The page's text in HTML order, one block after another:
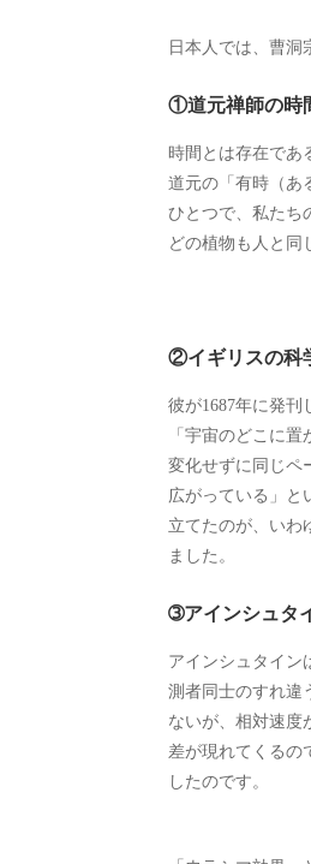
日本人では、曹洞
①道元禅師の時
時間とは存在であ
道元の「有時（あ
ひとつで、私たち
どの植物も人と同
②イギリスの科
彼が1687年に発刊
「宇宙のどこに
変化せずに同じペ
広がっている」と
立てたのが、いわ
ました。
➂アインシュタ
アインシュタイン
測者同士のすれ違
ないが、相対速度
差が現れてくるの
したのです。